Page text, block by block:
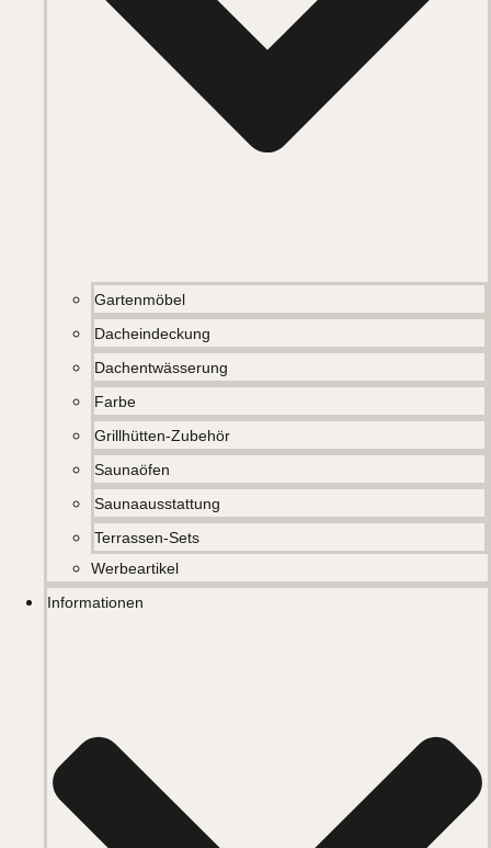
Gartenmöbel
Dacheindeckung
Dachentwässerung
Farbe
Grillhütten-Zubehör
Saunaöfen
Saunaausstattung
Terrassen-Sets
Werbeartikel
Informationen